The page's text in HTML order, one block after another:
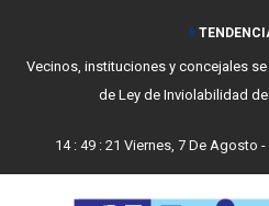
Vecinos, instituciones y concejales
de Ley de Inviolabilidad
14: 49: 22 Viernes, 7 De Agosto -